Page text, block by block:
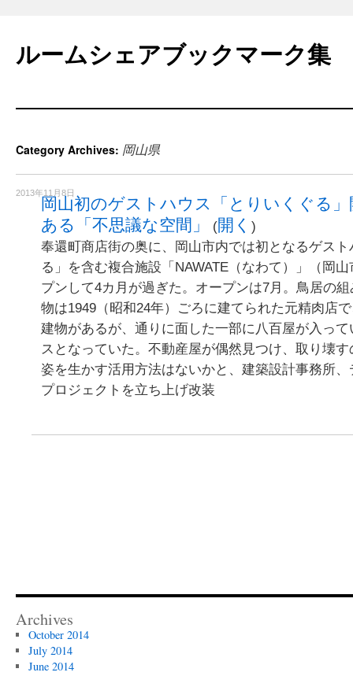
content
ルームシェアブックマーク集
Category Archives: 岡山県
2013年11月8日
岡山初のゲストハウス「とりいくぐる
ある「不思議な空間」
(開く )
奉還町商店街の奥に、岡山市内では初となるゲス
る」を含む複合施設「NAWATE（なわて）」（岡
プンして4カ月が過ぎた。オープンは7月。鳥居の
物は1949（昭和24年）ごろに建てられた元精肉店
建物があるが、通りに面した一部に八百屋が入っ
スとなっていた。不動産屋が偶然見つけ、取り壊
姿を生かす活用方法はないかと、建築設計事務所
プロジェクトを立ち上げ改装
Archives
October 2014
July 2014
June 2014